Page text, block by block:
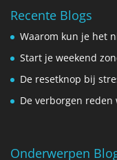
Recente Blogs
Waarom kun je het
Start je weekend
De resetknop bij
De verborgen
Onderwerpen